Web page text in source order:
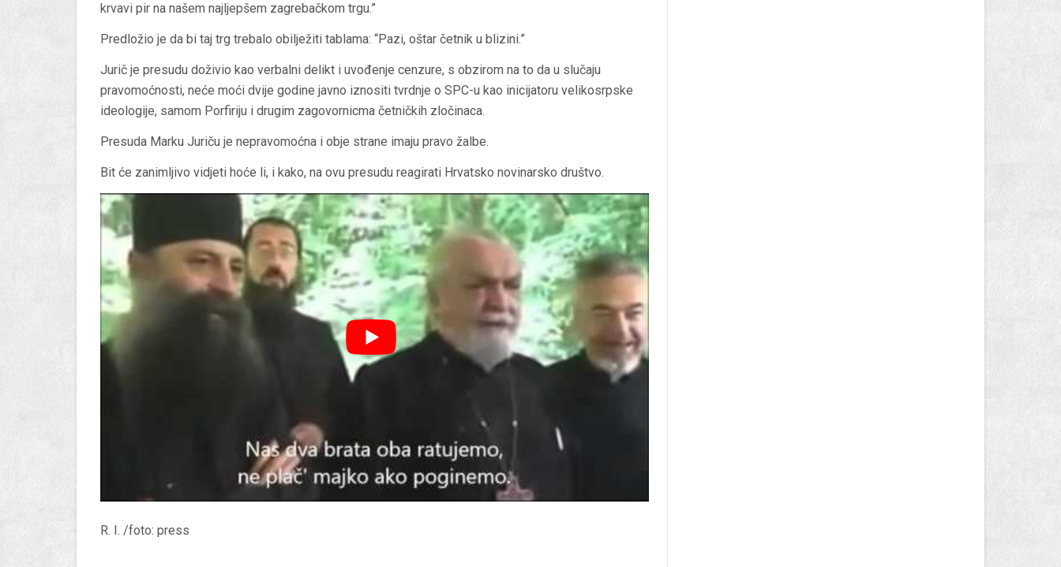
krvavi pir na našem najljepšem zagrebačkom trgu.”
Predložio je da bi taj trg trebalo obilježiti tablama: “Pazi, oštar četnik u blizini.”
Jurič je presudu doživio kao verbalni delikt i uvođenje cenzure, s obzirom na to da u slučaju
pravomoćnosti, neće moći dvije godine javno iznositi tvrdnje o SPC-u kao inicijatoru velikosrpske
ideologije, samom Porfiriju i drugim zagovornicma četničkih zločinaca.
Presuda Marku Juriču je nepravomoćna i obje strane imaju pravo žalbe.
Bit će zanimljivo vidjeti hoće li, i kako, na ovu presudu reagirati Hrvatsko novinarsko društvo.
R. I. /foto: press